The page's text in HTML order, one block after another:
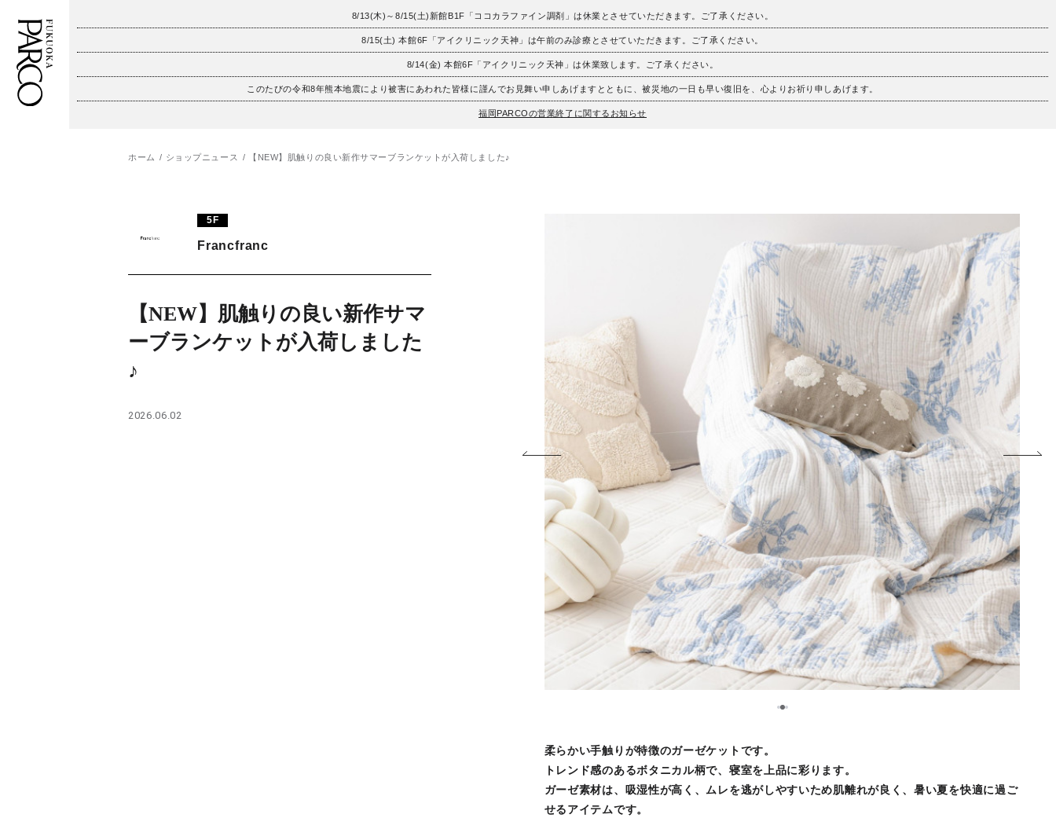
8/13(木)～8/15(土)新館B1F「ココカラファイン調剤」は休業とさせていただきます。ご了承ください。
8/15(土) 本館6F「アイクリニック天神」は午前のみ診療とさせていただきます。ご了承ください。
8/14(金) 本館6F「アイクリニック天神」は休業致します。ご了承ください。
このたびの令和8年熊本地震により被害にあわれた皆様に謹んでお見舞い申しあげますとともに、被災地の一日も早い復旧を、心よりお祈り申しあげます。
福岡PARCOの営業終了に関するお知らせ
施設案内・アクセス
TAX FREE
ホーム ショップニュース 【NEW】肌触りの良い新作サマーブランケットが入荷しました♪
5F
Francfranc
【NEW】肌触りの良い新作サマ
ーブランケットが入荷しました
♪
2026.06.02
123
柔らかい手触りが特徴のガーゼケットです。
トレンド感のあるボタニカル柄で、寝室を上品に彩ります。
ガーゼ素材は、吸湿性が高く、ムレを逃がしやすいため肌離れが良く、暑い夏を快適に過ご
せるアイテムです。